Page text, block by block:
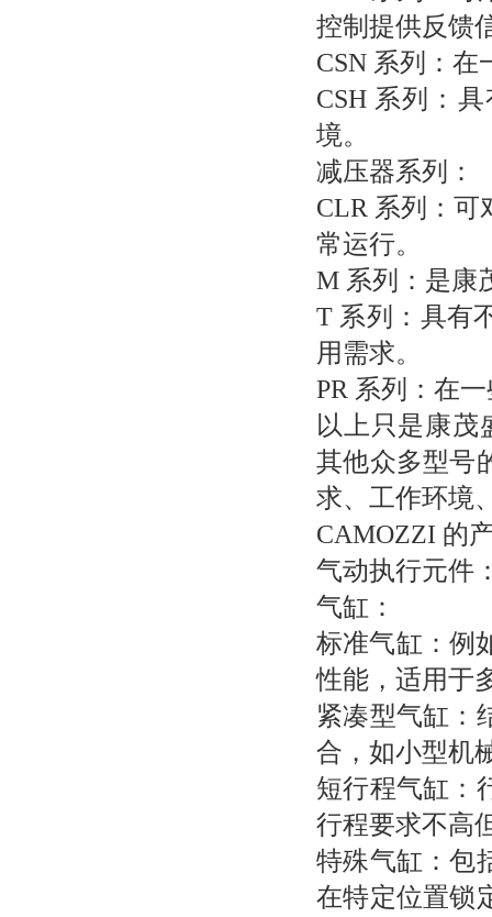
控制提供反馈
CSN 系列：
CSH 系列：
境。
减压器系列：
CLR 系列：可
常运行。
M 系列：是康
T 系列：具有
用需求。
PR 系列：在
以上只是康茂
其他众多型号
求、工作环境
CAMOZZI 的
气动执行元件
气缸：
标准气缸：例
性能，适用于
紧凑型气缸：
合，如小型机
短行程气缸：
行程要求不高
特殊气缸：包
在特定位置锁